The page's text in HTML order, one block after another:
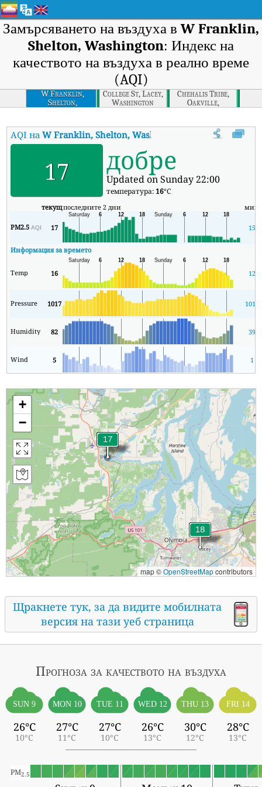
Замърсяването на въздуха в W Franklin,
Shelton, Washington: Индекс на
качеството на въздуха в реално време
(AQI)
W Franklin,
Shelton,
Washington
College St, Lacey,
Washington
Chehalis Tribe,
Oakville,
Washington
AQI наW Franklin, Shelton, Washington Индекс на
17 добре
Updated on Sunday 22:00
температура: 16°C
текущпоследните 2 дни мин
PM2.5AQI 17 15
Информация за времето
Temp 16 12
Pressure 1017 1016
Humidity 82 39
Wind 5 1
+
−
map ©OpenStreetMapcontributors
Щракнете тук, за да видите мобилната
версия на тази уеб страница
Прогноза за качеството на въздуха
SUN 9
26°C
10°C
MON 10
27°C
11°C
TUE 11
27°C
10°C
WED 12
26°C
13°C
THU 13
30°C
12°C
FRI 14
28°C
13°C
PM2.5